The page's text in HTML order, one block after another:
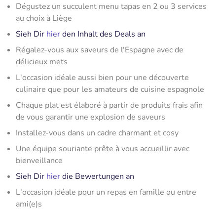
Dégustez un succulent menu tapas en 2 ou 3 services
au choix à Liège
Sieh Dir hierden Inhalt des Deals an
Régalez-vous aux saveurs de l'Espagne avec de
délicieux mets
L'occasion idéale aussi bien pour une découverte
culinaire que pour les amateurs de cuisine espagnole
Chaque plat est élaboré à partir de produits frais afin
de vous garantir une explosion de saveurs
Installez-vous dans un cadre charmant et cosy
Une équipe souriante prête à vous accueillir avec
bienveillance
Sieh Dir hierdie Bewertungen an
L'occasion idéale pour un repas en famille ou entre
ami(e)s